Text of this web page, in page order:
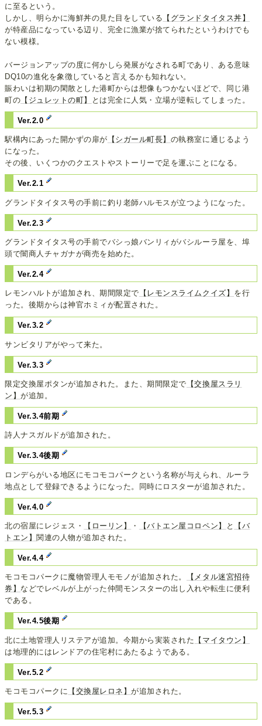
に至るという。
しかし、明らかに海鮮丼の見た目をしている 【グランドタイタス丼】
が特産品になっている辺り、完全に漁業が捨てられたというわけでも
ない模様。
バージョンアップの度に何かしら発展がなされる町であり、ある意味
DQ10の進化を象徴していると言えるかも知れない。
賑わいは初期の閑散とした港町からは想像もつかないほどで、同じ港
町の 【ジュレットの町】 とは完全に人気・立場が逆転してしまった。
Ver.2.0
駅構内にあった開かずの扉が 【シガール町長】 の執務室に通じるよう
になった。
その後、いくつかのクエストやストーリーで足を運ぶことになる。
Ver.2.1
グランドタイタス号の手前に釣り老師ハルモスが立つようになった。
Ver.2.3
グランドタイタス号の手前でバシっ娘バンリィがバシルーラ屋を、埠
頭で闇商人チャガナが商売を始めた。
Ver.2.4
レモンハルトが追加され、期間限定で 【レモンスライムクイズ】 を行
った。後期からは神官ホミィが配置された。
Ver.3.2
サンビタリアがやって来た。
Ver.3.3
限定交換屋ポタンが追加された。また、期間限定で 【交換屋スラリ
ン】が追加。
Ver.3.4前期
詩人ナスガルドが追加された。
Ver.3.4後期
ロンデらがいる地区にモコモコパークという名称が与えられ、ルーラ
地点として登録できるようになった。同時にロスターが追加された。
Ver.4.0
北の宿屋にレジェス・ 【ローリン】 ・ 【バトエン屋コロペン】 と
【バ
トエン】 関連の人物が追加された。
Ver.4.4
モコモコパークに魔物管理人モモノが追加された。
【メタル迷宮招待
券】 などでレベルが上がった仲間モンスターの出し入れや転生に便利
である。
Ver.4.5後期
北に土地管理人リステアが追加。今期から実装された 【マイタウン】
は地理的にはレンドアの住宅村にあたるようである。
Ver.5.2
モコモコパークに 【交換屋レロネ】が追加された。
Ver.5.3